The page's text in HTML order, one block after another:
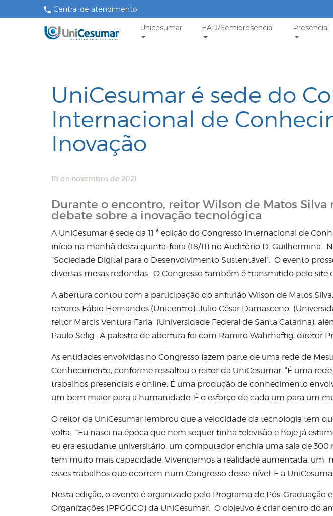
Central de atendimento
Unicesumar EAD/Semipresencial Presencial
UniCesumar é sede do
Internacional de
Inovação
19 de novembro de 2021
Durante o encontro, reitor Wilson de Matos
debate sobre a inovação tecnológica
A UniCesumar é sede da 11 ª edição do Congresso Internacional de
início na manhã desta quinta-feira (18/11) no Auditório D. Guilhermina.
“Sociedade Digital para o Desenvolvimento Sustentável”. O evento
diversas mesas redondas. O Congresso também é transmitido pelo site
A abertura contou com a participação do anfitrião Wilson de Matos
reitores Fábio Hernandes (Unicentro), Julio César Damasceno
reitor Marcis Ventura Faria (Universidade Federal de Santa Catarina),
Paulo Selig. A palestra de abertura foi com Ramiro Wahrhaftig, diretor
As entidades envolvidas no Congresso fazem parte de uma rede de
Conhecimento, conforme ressaltou o reitor da UniCesumar. “É uma
trabalhos presenciais e online. É uma produção de conhecimento
um bem maior para a humanidade. É o esforço de cada um para um
O reitor da UniCesumar lembrou que a velocidade da tecnologia tem
volta. “Eu nasci na época que nem sequer tinha televisão e hoje já
eu era estudante universitário, um computador enchia uma sala de
tem muito mais capacidade. Vivenciamos a realidade aumentada, um
esses trabalhos que ocorrem num Congresso desse nível. E a
Nesta edição, o evento é organizado pelo Programa de Pós-Graduação
Organizações (PPGGCO) da UniCesumar. O objetivo é criar dentro do